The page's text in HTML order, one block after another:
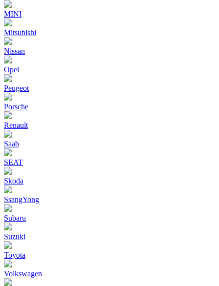
MINI
Mitsubishi
Nissan
Opel
Peugeot
Porsche
Renault
Saab
SEAT
Skoda
SsangYong
Subaru
Suzuki
Toyota
Volkswagen